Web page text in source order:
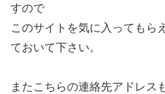
すので
このサイトを気に入ってもら
ておいて下さい。
またこちらの連絡先アドレス